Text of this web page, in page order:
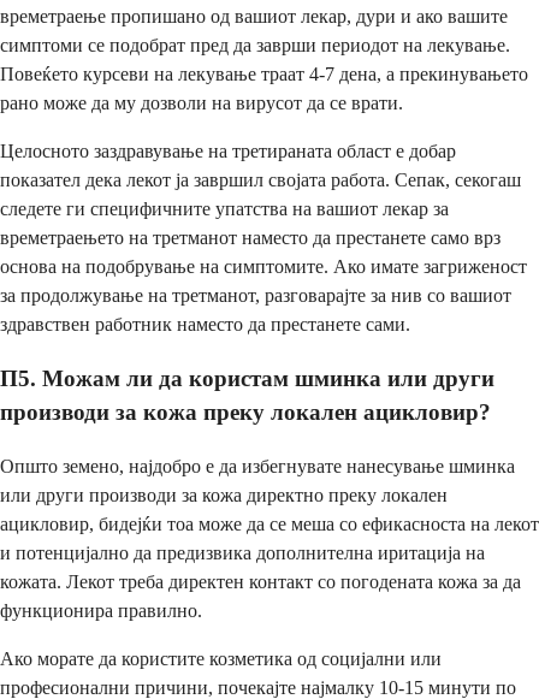
времетраење пропишано од вашиот лекар, дури и ако вашите
симптоми се подобрат пред да заврши периодот на лекување.
Повеќето курсеви на лекување траат 4-7 дена, а прекинувањето
рано може да му дозволи на вирусот да се врати.
Целосното заздравување на третираната област е добар
показател дека лекот ја завршил својата работа. Сепак, секогаш
следете ги специфичните упатства на вашиот лекар за
времетраењето на третманот наместо да престанете само врз
основа на подобрување на симптомите. Ако имате загриженост
за продолжување на третманот, разговарајте за нив со вашиот
здравствен работник наместо да престанете сами.
П5. Можам ли да користам шминка или други
производи за кожа преку локален ацикловир?
Општо земено, најдобро е да избегнувате нанесување шминка
или други производи за кожа директно преку локален
ацикловир, бидејќи тоа може да се меша со ефикасноста на лекот
и потенцијално да предизвика дополнителна иритација на
кожата. Лекот треба директен контакт со погодената кожа за да
функционира правилно.
Ако морате да користите козметика од социјални или
професионални причини, почекајте најмалку 10-15 минути по